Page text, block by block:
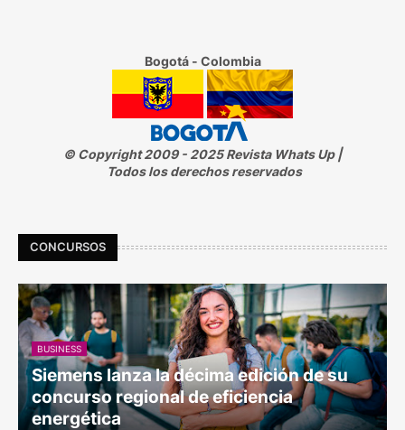
Bogotá - Colombia
© Copyright 2009 - 2025 Revista Whats Up |
Todos los derechos reservados
CONCURSOS
BUSINESS
Siemens lanza la décima edición de su
concurso regional de eficiencia
energética